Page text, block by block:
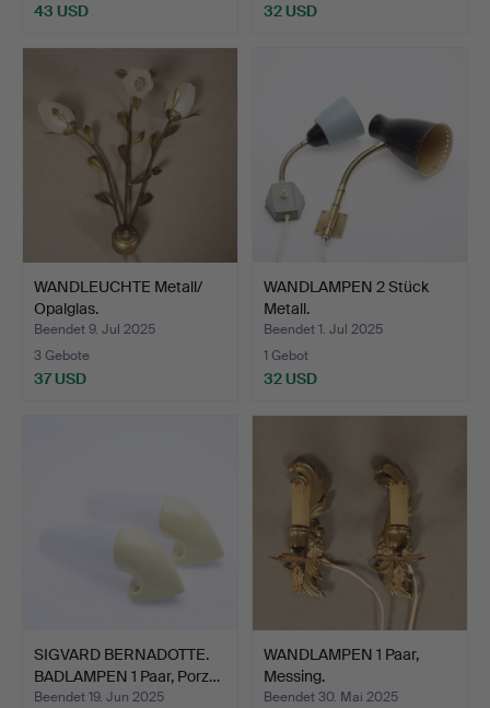
43 USD 32 USD
WANDLEUCHTE Metall/
Opalglas.
Beendet 9. Jul 2025
3 Gebote
37 USD
WANDLAMPEN 2 Stück
Metall.
Beendet 1. Jul 2025
1 Gebot
32 USD
SIGVARD BERNADOTTE.
BADLAMPEN 1 Paar, Porz…
Beendet 19. Jun 2025
WANDLAMPEN 1 Paar,
Messing.
Beendet 30. Mai 2025